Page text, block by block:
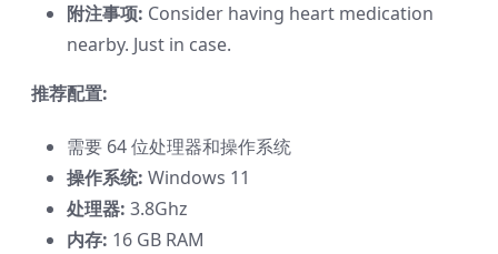
附注事项: Consider having heart medication
nearby. Just in case.
推荐配置:
需要 64 位处理器和操作系统
操作系统: Windows 11
处理器: 3.8Ghz
内存: 16 GB RAM